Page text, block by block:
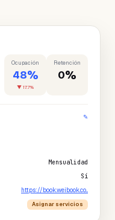
Ocupación
48%
▼ 17.7%
Retención
0%
✎
Mensualidad
Sí
https://book.weibook.co...
Asignar servicios